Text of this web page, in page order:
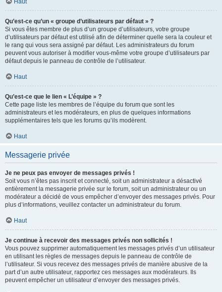
Haut
Qu’est-ce qu’un « groupe d’utilisateurs par défaut » ?
Si vous êtes membre de plus d’un groupe d’utilisateurs, votre groupe
d’utilisateurs par défaut est utilisé afin de déterminer quelle sera la couleur et
le rang qui vous sera assigné par défaut. Les administrateurs du forum
peuvent vous autoriser à modifier vous-même votre groupe d’utilisateurs par
défaut depuis le panneau de contrôle de l’utilisateur.
Haut
Qu’est-ce que le lien « L’équipe » ?
Cette page liste les membres de l’équipe du forum que sont les
administrateurs et les modérateurs, en plus de quelques informations
supplémentaires tels que les forums qu’ils modèrent.
Haut
Messagerie privée
Je ne peux pas envoyer de messages privés !
Soit vous n’êtes pas inscrit et connecté, soit un administrateur a désactivé
entièrement la messagerie privée sur le forum, soit un administrateur ou un
modérateur a décidé de vous empêcher d’envoyer des messages privés. Pour
plus d’informations, veuillez contacter un administrateur du forum.
Haut
Je continue à recevoir des messages privés non sollicités !
Vous pouvez supprimer automatiquement les messages privés d’un utilisateur
en utilisant les règles de messages depuis le panneau de contrôle de
l’utilisateur. Si vous recevez des messages privés de manière abusive de la
part d’un autre utilisateur, rapportez ces messages aux modérateurs. Ils
peuvent empêcher un utilisateur d’envoyer des messages privés.